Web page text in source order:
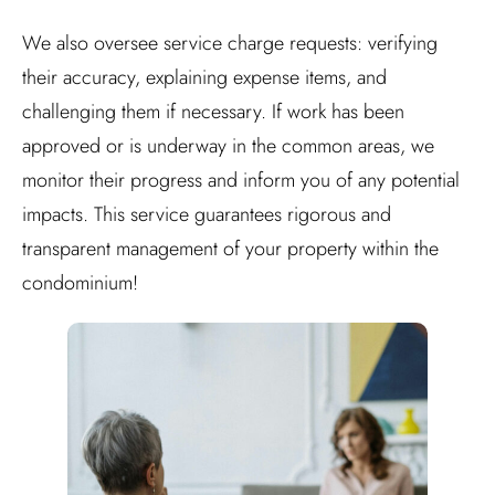
We also oversee service charge requests: verifying
their accuracy, explaining expense items, and
challenging them if necessary. If work has been
approved or is underway in thecommon areas, we
monitortheir progress and inform you of any potential
impacts. This service guarantees rigorous and
transparent management of your property within the
condominium!